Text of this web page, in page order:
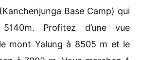
Base Camp) qui
Profitez d’une vue
mont Yalung à 8505 m et le